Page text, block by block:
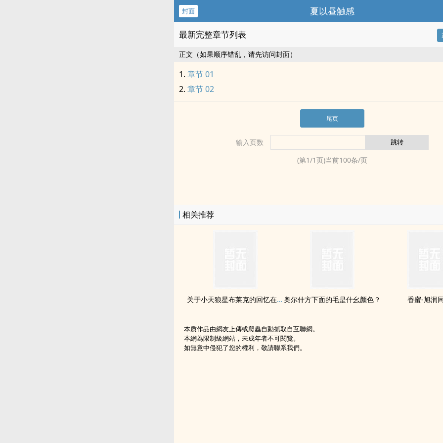
封面 夏以昼触感
最新完整章节列表
正文（如果顺序错乱，请先访问封面）
章节 01
章节 02
尾页
输入页数
(第1/1页)当前100条/页
相关推荐
关于小天狼星布莱克的回忆在404页 奥尔什方下面的毛是什幺颜色？ 香蜜-旭润‌
本质作品由網友上傳或爬蟲自動抓取自互聯網。
本網為限制級網站，未成年者不可閱覽。
如無意中侵犯了您的權利，敬請聯系我們。